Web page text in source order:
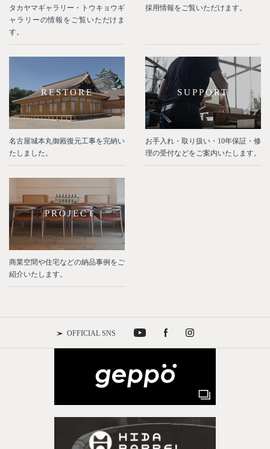
タカヤマギャラリー・トウキョウギ
ャラリーの情報をご覧いただけま
す。
採用情報をご覧いただけます。
RESTORE
名古屋城本丸御殿復元工事を完納い
たしました。
SUPPORT
お手入れ・取り扱い・10年保証・修
理の受付などをご案内いたします。
PROJECT
商業空間や住宅などの納品事例をご
紹介いたします。
OFFICIAL SNS